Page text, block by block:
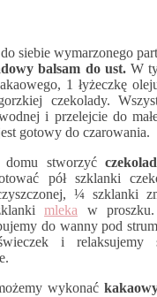
siebie wymarzonego
balsam do ust.W
1 łyżeczkę
czekolady.
i przelejcie do
gotowy do czarowania.
stworzyć
pół szklanki
¼ szklanki
mleka w proszku.
do wanny pod
i relaksujemy
wykonać